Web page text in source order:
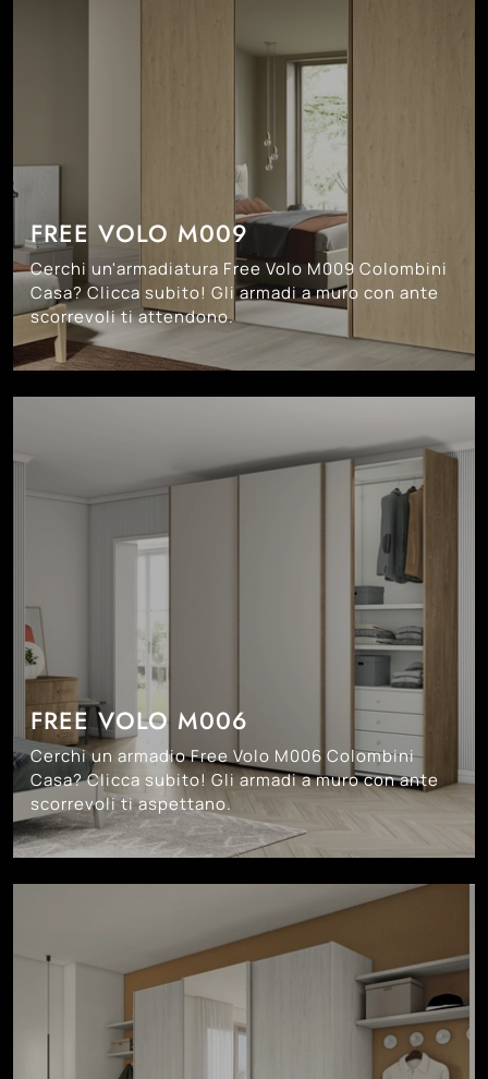
FREE VOLO M009
Cerchi un'armadiatura Free Volo M009 Colombini
Casa? Clicca subito! Gli armadi a muro con ante
scorrevoli ti attendono.
FREE VOLO M006
Cerchi un armadio Free Volo M006 Colombini
Casa? Clicca subito! Gli armadi a muro con ante
scorrevoli ti aspettano.